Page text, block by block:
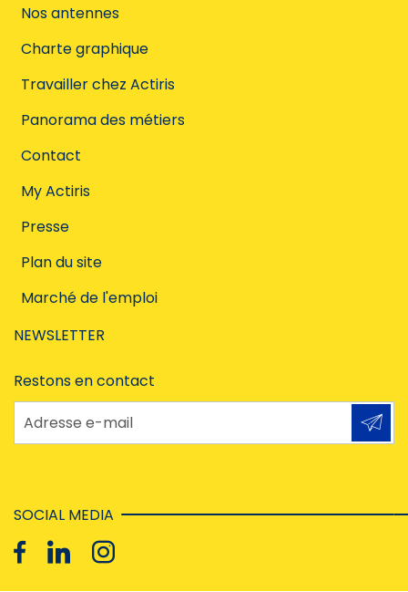
Nos antennes
Charte graphique
Travailler chez Actiris
Panorama des métiers
Contact
My Actiris
Presse
Plan du site
Marché de l'emploi
NEWSLETTER
Restons en contact
Adresse e-mail
SOCIAL MEDIA